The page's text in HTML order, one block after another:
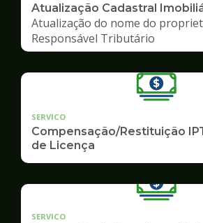
Atualização Cadastral
Atualização do nome do
Responsável Tributário
SERVICO
Compensação/Restituição
de Licença
SERVICO